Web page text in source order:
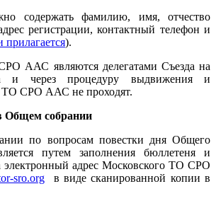
содержать фамилию, имя, отчество
регистрации, контактный телефон и
прилагается).
ААС являются делегатами Съезда на
и через процедуру выдвижения и
ТО СРО ААС не проходят.
Общем собрании
по вопросам повестки дня Общего
путем заполнения бюллетеня и
электронный адрес Московского ТО СРО
sro.org в виде сканированной копии в